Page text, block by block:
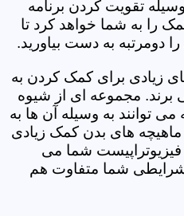
تقویت کردن برنامه
را به شما خواهد کرد تا
دومرتبه به دست بیاورید.
زیادی برای کمک کردن به
برند. مجموعه ای از شیوه
توانند به وسیله آن ها به
های بدن کمک زیادی
فیزیوتراپیست شما می
شرایطی شما متفاوت هم